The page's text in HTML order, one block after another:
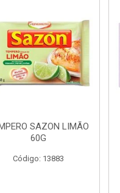
SAZON LIMÃO
60G
Código: 13883